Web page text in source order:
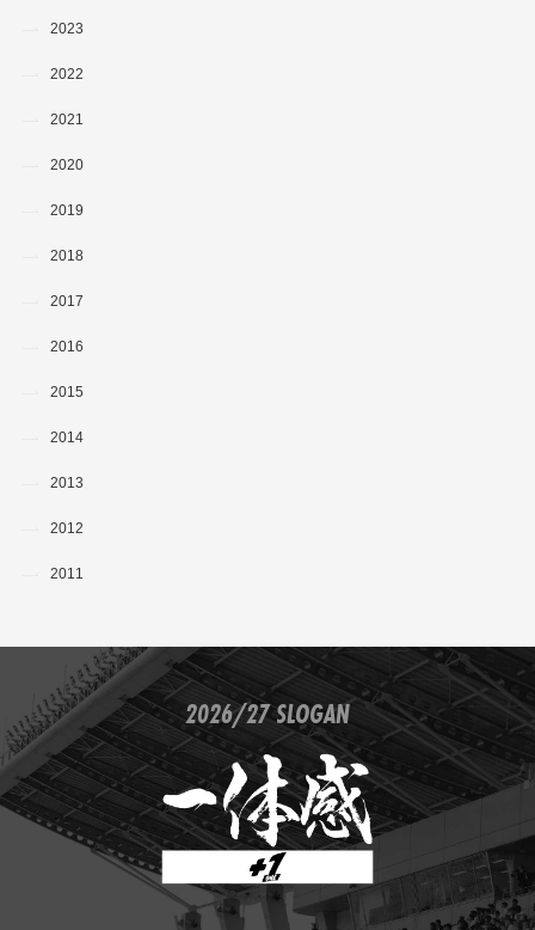
2023
2022
2021
2020
2019
2018
2017
2016
2015
2014
2013
2012
2011
2026/27 SLOGAN